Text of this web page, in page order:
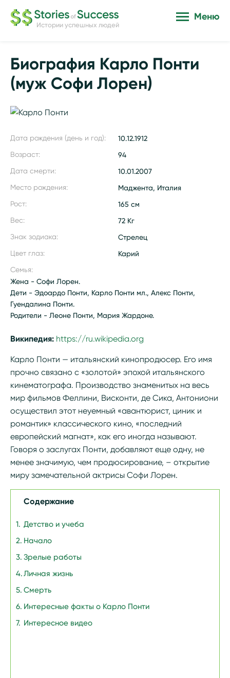
Истории успешных людей
Меню
Биография Карло Понти
(муж Софи Лорен)
Дата рождения (день и год): 10.12.1912
Возраст: 94
Дата смерти: 10.01.2007
Место рождения: Маджента, Италия
Рост: 165 см
Вес: 72 Кг
Знак зодиака: Стрелец
Цвет глаз: Карий
Семья:
Жена - Софи Лорен.
Дети - Эдоардо Понти, Карло Понти мл., Алекс Понти,
Гуендалина Понти.
Родители - Леоне Понти, Мария Жардоне.
Википедия: https://ru.wikipedia.org/wiki/Понти,_Карло
Карло Понти — итальянский кинопродюсер. Его имя
прочно связано с «золотой» эпохой итальянского
кинематографа. Производство знаменитых на весь
мир фильмов Феллини, Висконти, де Сика, Антониони
осуществил этот неуемный «авантюрист, циник и
романтик» классического кино, «последний
европейский магнат», как его иногда называют.
Говоря о заслугах Понти, добавляют еще одну, не
менее значимую, чем продюсирование, – открытие
миру замечательной актрисы Софи Лорен.
Содержание
Детство и учеба
Начало
Зрелые работы
Личная жизнь
Смерть
Интересные факты о Карло Понти
Интересное видео